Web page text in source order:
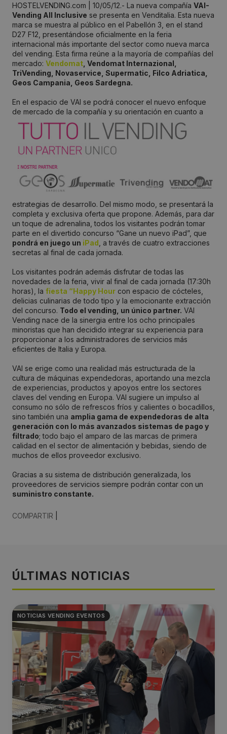
HOSTELVENDING.com | 10/05/12.- La nueva compañía VAI-
Vending All Inclusive se presenta en Venditalia. Esta nueva
marca se muestra al público en el Pabellón 3, en el stand
D27 F12, presentándose oficialmente en la feria
internacional más importante del sector como nueva marca
del vending. Esta firma reúne a la mayoría de compañías del
mercado: Vendomat , Vendomat Internazional,
TriVending, Novaservice, Supermatic, Filco Adriatica,
Geos Campania, Geos Sardegna.
En el espacio de VAI se podrá conocer el nuevo enfoque
de mercado de la compañía y su orientación en cuanto a
estrategias de desarrollo. Del mismo modo, se presentará la
completa y exclusiva oferta que propone. Además, para dar
un toque de adrenalina, todos los visitantes podrán tomar
parte en el divertido concurso “Gane un nuevo iPad”, que
pondrá en juego un iPad , a través de cuatro extracciones
secretas al final de cada jornada.
Los visitantes podrán además disfrutar de todas las
novedades de la feria, vivir al final de cada jornada (17:30h
horas), la fiesta “Happy Hour con espacio de cócteles,
delicias culinarias de todo tipo y la emocionante extracción
del concurso. Todo el vending, un único partner. VAI
Vending nace de la sinergia entre los ocho principales
minoristas que han decidido integrar su experiencia para
proporcionar a los administradores de servicios más
eficientes de Italia y Europa.
VAI se erige como una realidad más estructurada de la
cultura de máquinas expendedoras, aportando una mezcla
de experiencias, productos y apoyos entre los sectores
claves del vending en Europa. VAI sugiere un impulso al
consumo no sólo de refrescos fríos y calientes o bocadillos,
sino también una amplia gama de expendedoras de alta
generación con lo más avanzados sistemas de pago y
filtrado; todo bajo el amparo de las marcas de primera
calidad en el sector de alimentación y bebidas, siendo de
muchos de ellos proveedor exclusivo.
Gracias a su sistema de distribución generalizada, los
proveedores de servicios siempre podrán contar con un
suministro constante.
COMPARTIR
ÚLTIMAS NOTICIAS
NOTICIAS VENDING EVENTOS